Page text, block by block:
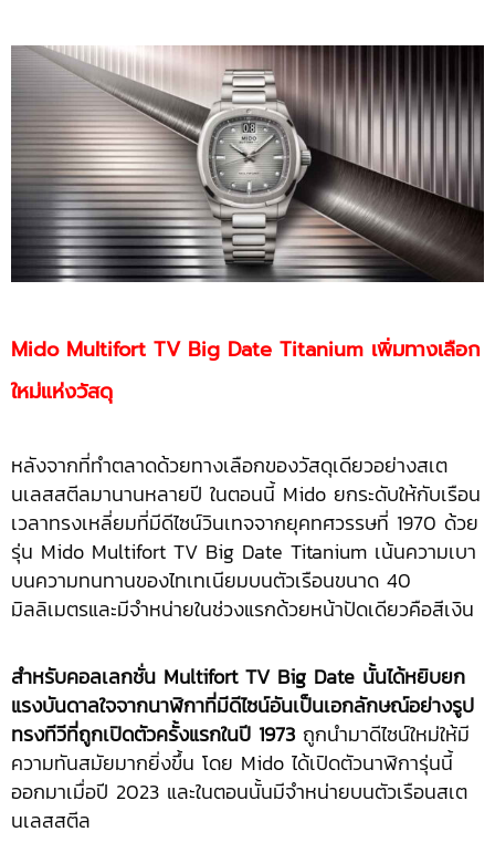
Mido Multifort TV Big Date Titanium เพิ่มทางเลือก
ใหม่แห่งวัสดุ
หลังจากที่ทำตลาดด้วยทางเลือกของวัสดุเดียวอย่างสเต
นเลสสตีลมานานหลายปี ในตอนนี้ Mido ยกระดับให้กับเรือน
เวลาทรงเหลี่ยมที่มีดีไซน์วินเทจจากยุคทศวรรษที่ 1970 ด้วย
รุ่น Mido Multifort TV Big Date Titanium เน้นความเบา
บนความทนทานของไทเทเนียมบนตัวเรือนขนาด 40
มิลลิเมตรและมีจำหน่ายในช่วงแรกด้วยหน้าปัดเดียวคือสีเงิน
สำหรับคอลเลกชั่น Multifort TV Big Date นั้นได้หยิบยก
แรงบันดาลใจจากนาฬิกาที่มีดีไซน์อันเป็นเอกลักษณ์อย่างรูป
ทรงทีวีที่ถูกเปิดตัวครั้งแรกในปี 1973 ถูกนำมาดีไซน์ใหม่ให้มี
ความทันสมัยมากยิ่งขึ้น โดย Mido ได้เปิดตัวนาฬิการุ่นนี้
ออกมาเมื่อปี 2023 และในตอนนั้นมีจำหน่ายบนตัวเรือนสเต
นเลสสตีล